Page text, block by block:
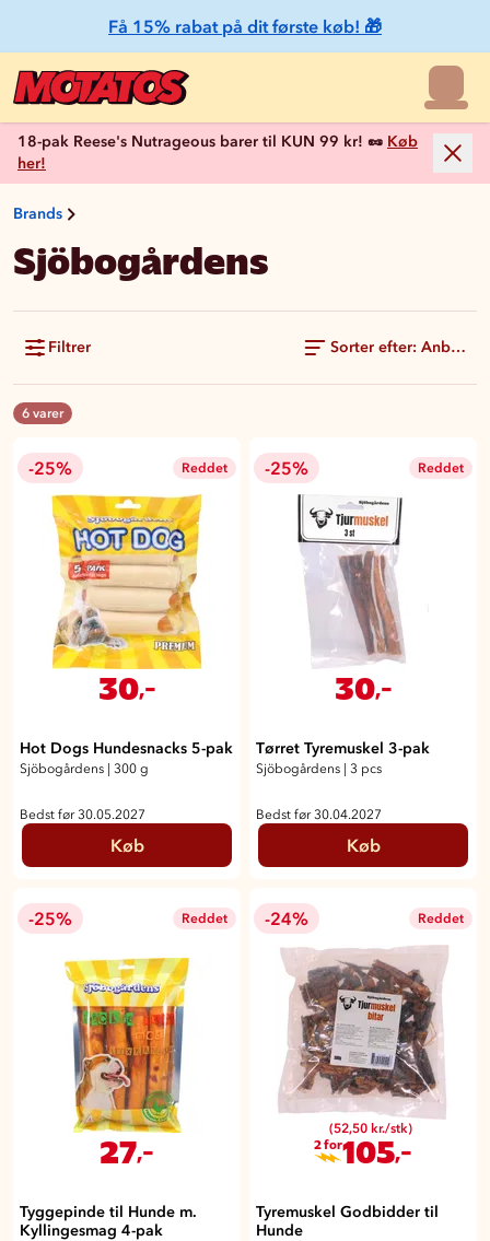
Få 15% rabat på dit første køb! 🎁
18-pak Reese's Nutrageous barer til KUN 99 kr! 🥜 Køb
her!
Brands
Sjöbogårdens
Filtrer Sorter efter:
6 varer
-25% Reddet
30,-
Hot Dogs Hundesnacks 5-pak
Sjöbogårdens 300 g
Bedst før 30.05.2027
Køb
-25% Reddet
30,-
Tørret Tyremuskel 3-pak
Sjöbogårdens 3 pcs
Bedst før 30.04.2027
Køb
-25% Reddet
27 ,-
Tyggepinde til Hunde m.
Kyllingesmag 4-pak
-24% Reddet
(52,50 kr./stk)
2 for105 ,-
Tyremuskel Godbidder til
Hunde